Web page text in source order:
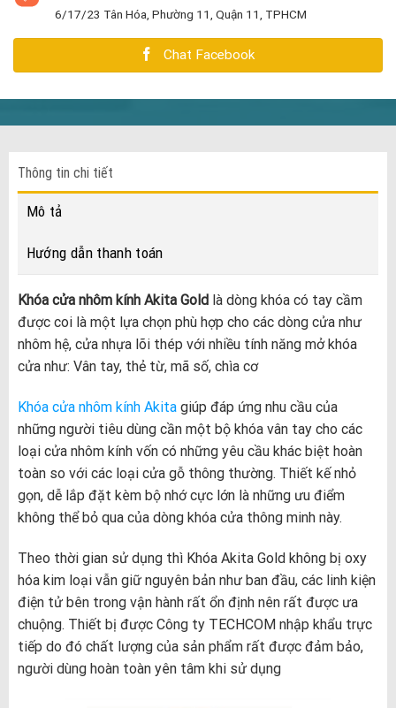
6/17/23 Tân Hóa, Phường 11, Quận 11, TPHCM
Chat Facebook
Thông tin chi tiết
Mô tả
Hướng dẫn thanh toán
Khóa cửa nhôm kính Akita Gold là dòng khóa có tay cầm
được coi là một lựa chọn phù hợp cho các dòng cửa như
nhôm hệ, cửa nhựa lõi thép với nhiều tính năng mở khóa
cửa như: Vân tay, thẻ từ, mã số, chìa cơ
Khóa cửa nhôm kính Akitagiúp đáp ứng nhu cầu của
những người tiêu dùng cần một bộ khóa vân tay cho các
loại cửa nhôm kính vốn có những yêu cầu khác biệt hoàn
toàn so với các loại cửa gỗ thông thường. Thiết kế nhỏ
gọn, dễ lắp đặt kèm bộ nhớ cực lớn là những ưu điểm
không thể bỏ qua của dòng khóa cửa thông minh này.
Theo thời gian sử dụng thì Khóa Akita Gold không bị oxy
hóa kim loại vẫn giữ nguyên bản như ban đầu, các linh kiện
điện tử bên trong vận hành rất ổn định nên rất được ưa
chuộng. Thiết bị được Công ty TECHCOM nhập khẩu trực
tiếp do đó chất lượng của sản phẩm rất được đảm bảo,
người dùng hoàn toàn yên tâm khi sử dụng